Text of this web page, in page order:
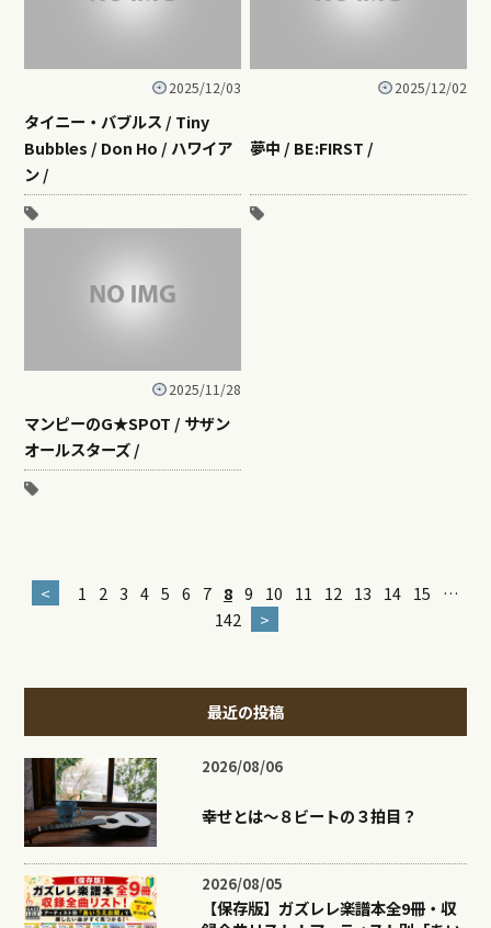
2025/12/03
タイニー・バブルス / Tiny
Bubbles / Don Ho / ハワイア
ン /
2025/12/02
夢中 / BE:FIRST /
2025/11/28
マンピーのG★SPOT / サザン
オールスターズ /
< 1 2 3 4 5 6 7 8 9 10 11 12 13 14 15
…
142
>
最近の投稿
2026/08/06
幸せとは〜８ビートの３拍目？
2026/08/05
【保存版】ガズレレ楽譜本全9冊・収